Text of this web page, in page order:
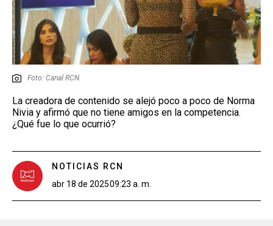
Foto: Canal RCN.
La creadora de contenido se alejó poco a poco de Norma
Nivia y afirmó que no tiene amigos en la competencia.
¿Qué fue lo que ocurrió?
NOTICIAS RCN
abr 18 de 202509:23 a. m.